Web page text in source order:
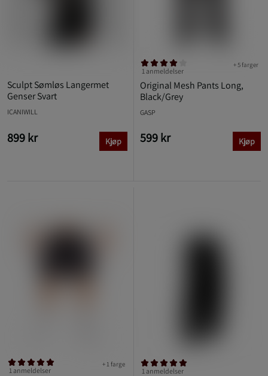
Sculpt Sømløs Langermet
Genser Svart
ICANIWILL
899 kr Kjøp
Original Mesh Pants Long,
Black/Grey
+ 5 farger
1 anmeldelser
GASP
599 kr Kjøp
+ 1 farge
1 anmeldelser 1 anmeldelser